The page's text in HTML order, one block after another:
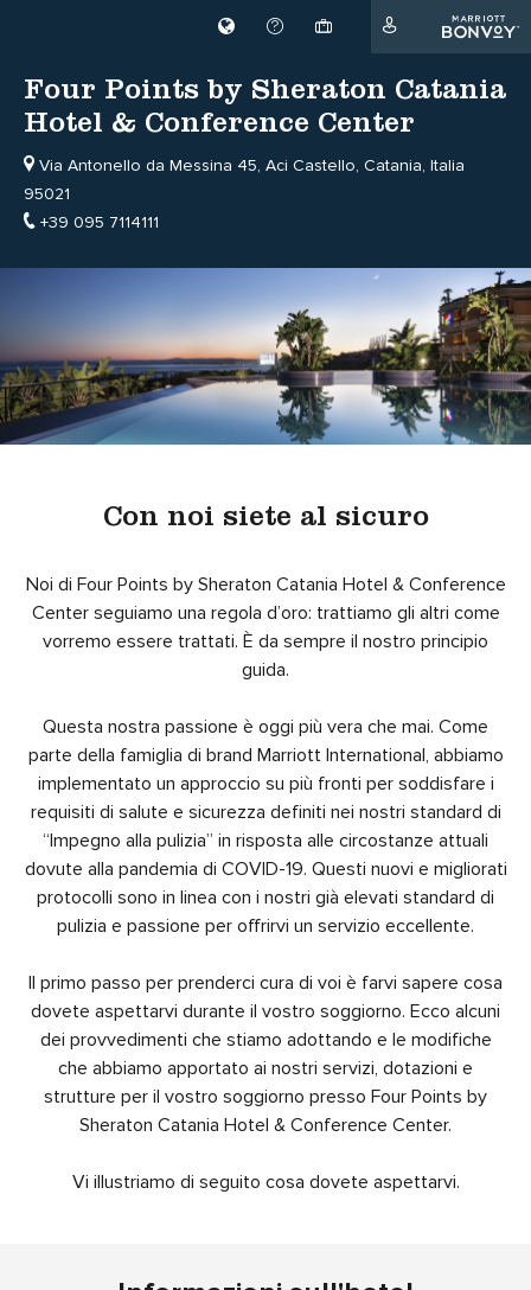
Four Points by Sheraton Catania
Hotel & Conference Center
Via Antonello da Messina 45, Aci Castello, Catania, Italia
95021
+39 095 7114111
Con noi siete al sicuro
Noi di Four Points by Sheraton Catania Hotel & Conference
Center seguiamo una regola d’oro: trattiamo gli altri come
vorremo essere trattati. È da sempre il nostro principio
guida.
Questa nostra passione è oggi più vera che mai. Come
parte della famiglia di brand Marriott International, abbiamo
implementato un approccio su più fronti per soddisfare i
requisiti di salute e sicurezza definiti nei nostri standard di
“Impegno alla pulizia” in risposta alle circostanze attuali
dovute alla pandemia di COVID-19. Questi nuovi e migliorati
protocolli sono in linea con i nostri già elevati standard di
pulizia e passione per offrirvi un servizio eccellente.
Il primo passo per prenderci cura di voi è farvi sapere cosa
dovete aspettarvi durante il vostro soggiorno. Ecco alcuni
dei provvedimenti che stiamo adottando e le modifiche
che abbiamo apportato ai nostri servizi, dotazioni e
strutture per il vostro soggiorno presso Four Points by
Sheraton Catania Hotel & Conference Center.
Vi illustriamo di seguito cosa dovete aspettarvi.